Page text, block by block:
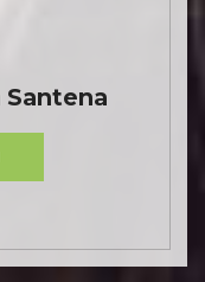
Santena